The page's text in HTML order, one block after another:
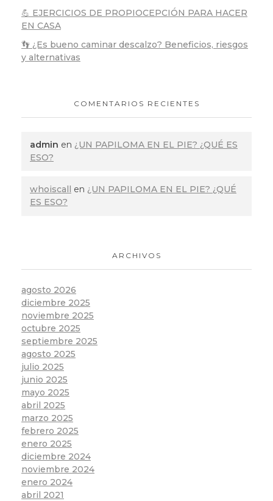
💪 EJERCICIOS DE PROPIOCEPCIÓN PARA HACER
EN CASA
👣 ¿Es bueno caminar descalzo? Beneficios, riesgos
y alternativas
COMENTARIOS RECIENTES
admin en ¿UN PAPILOMA EN EL PIE? ¿QUÉ ES
ESO?
whoiscall en ¿UN PAPILOMA EN EL PIE? ¿QUÉ
ES ESO?
ARCHIVOS
agosto 2026
diciembre 2025
noviembre 2025
octubre 2025
septiembre 2025
agosto 2025
julio 2025
junio 2025
mayo 2025
abril 2025
marzo 2025
febrero 2025
enero 2025
diciembre 2024
noviembre 2024
enero 2024
abril 2021